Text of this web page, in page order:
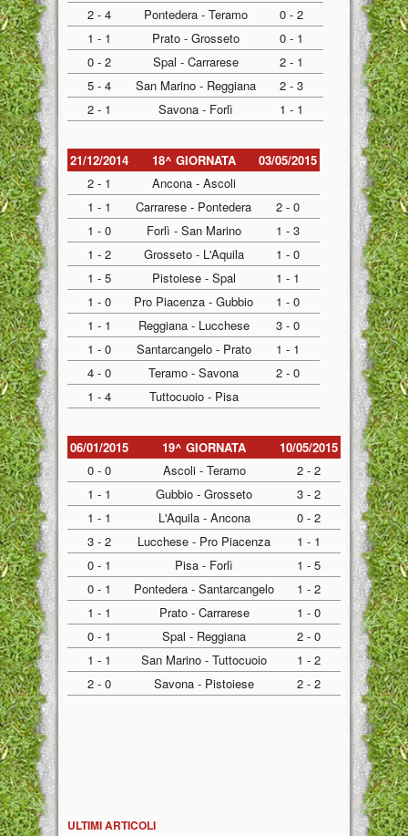
2 - 4
Pontedera - Teramo
0 - 2
1 - 1
Prato - Grosseto
0 - 1
0 - 2
Spal - Carrarese
2 - 1
5 - 4
San Marino - Reggiana
2 - 3
2 - 1
Savona - Forlì 1 - 1
21/12/2014 18^ GIORNATA
03/05/2015
2 - 1
Ancona - Ascoli
1 - 1
Carrarese - Pontedera
2 - 0
1 - 0
Forlì - San Marino
1 - 3
1 - 2
Grosseto - L'Aquila
1 - 0
1 - 5
Pistoiese - Spal
1 - 1
1 - 0
Pro Piacenza - Gubbio
1 - 0
1 - 1
Reggiana - Lucchese
3 - 0
1 - 0
Santarcangelo - Prato
1 - 1
4 - 0
Teramo - Savona
2 - 0
1 - 4
Tuttocuoio - Pisa
06/01/2015 19^ GIORNATA
10/05/2015
0 - 0
Ascoli - Teramo
2 - 2
1 - 1
Gubbio - Grosseto
3 - 2
1 - 1
L'Aquila - Ancona
0 - 2
3 - 2
Lucchese - Pro Piacenza
1 - 1
0 - 1
Pisa - Forlì
1 - 5
0 - 1
Pontedera - Santarcangelo
1 - 2
1 - 1
Prato - Carrarese
1 - 0
0 - 1
Spal - Reggiana
2 - 0
1 - 1
San Marino - Tuttocuoio
1 - 2
2 - 0
Savona - Pistoiese 2 - 2
ULTIMI ARTICOLI